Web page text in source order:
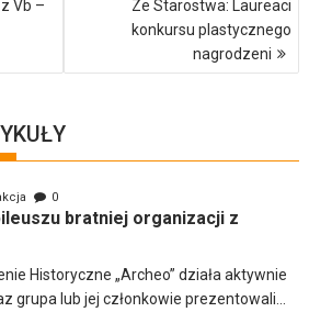
Vb –
Ze Starostwa: Laureaci
konkursu plastycznego
nagrodzeni
0
bratniej organizacji z
Historyczne „Archeo” działa aktywnie
grupa lub jej członkowie prezentowali...